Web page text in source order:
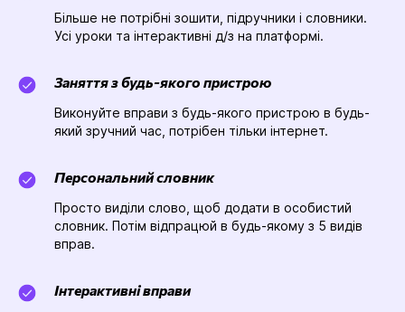
Більше не потрібні зошити, підручники і словники.
Усі уроки та інтерактивні д/з на платформі.
Заняття з будь-якого пристрою
Виконуйте вправи з будь-якого пристрою в будь-
який зручний час, потрібен тільки інтернет.
Персональний словник
Просто виділи слово, щоб додати в особистий
словник. Потім відпрацюй в будь-якому з 5 видів
вправ.
Інтерактивні вправи